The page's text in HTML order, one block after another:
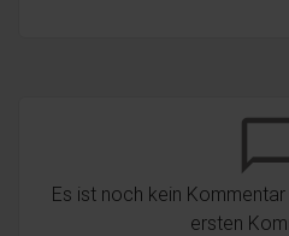
Es ist noch kein
ersten